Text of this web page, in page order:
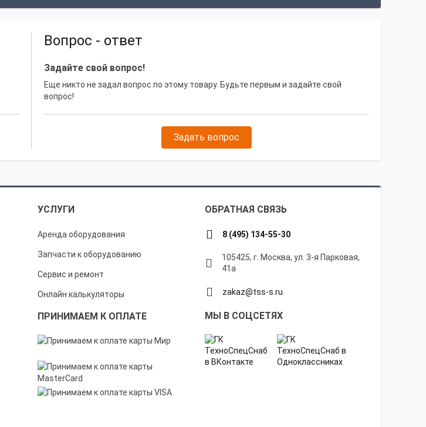
Вопрос - ответ
Задайте свой вопрос!
Еще никто не задал вопрос по этому товару. Будьте первым и задайте свой
вопрос!
Задать вопрос
УСЛУГИ ОБРАТНАЯ СВЯЗЬ
Аренда оборудования
Запчасти к оборудованию
Сервис и ремонт
Онлайн калькуляторы
ПРИНИМАЕМ К ОПЛАТЕ
8 (495) 134-55-30
105425, г. Москва, ул. 3-я Парковая,
41а
zakaz@tss-s.ru
МЫ В СОЦСЕТЯХ